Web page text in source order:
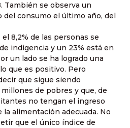
También se observa un
consumo el último año, del
8,2% de las personas se
indigencia y un 23% está en
un lado se ha logrado una
que es positivo. Pero
que sigue siendo
de pobres y que, de
no tengan el ingreso
alimentación adecuada. No
que el único índice de